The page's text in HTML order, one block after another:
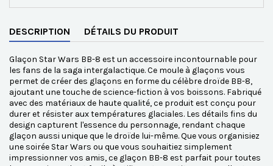
DESCRIPTION DÉTAILS DU PRODUIT
Glaçon Star Wars BB-8 est un accessoire incontournable pour
les fans de la saga intergalactique. Ce moule à glaçons vous
permet de créer des glaçons en forme du célèbre droïde BB-8,
ajoutant une touche de science-fiction à vos boissons. Fabriqué
avec des matériaux de haute qualité, ce produit est conçu pour
durer et résister aux températures glaciales. Les détails fins du
design capturent l'essence du personnage, rendant chaque
glaçon aussi unique que le droïde lui-même. Que vous organisiez
une soirée Star Wars ou que vous souhaitiez simplement
impressionner vos amis, ce glaçon BB-8 est parfait pour toutes